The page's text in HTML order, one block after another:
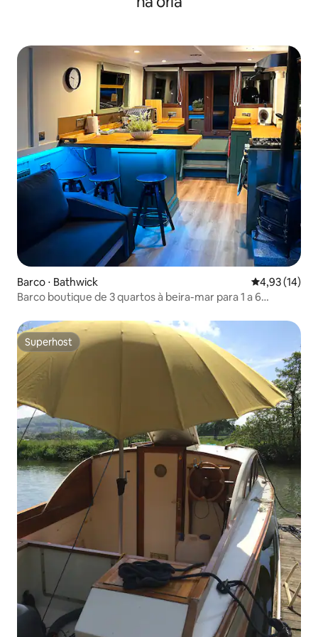
Barco ⋅ Bathwick 4,93 de uma
4,93 (14)
Barco boutique de 3 quartos à beira-mar para 1 a 6
Superhost
Superhost